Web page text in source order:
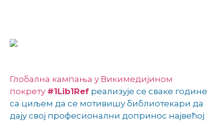
Глобална кампања у Викимедијином
покрету #1Lib1Ref реализује се сваке године
са циљем да се мотивишу библиотекари да
дају свој професионални допринос највећој